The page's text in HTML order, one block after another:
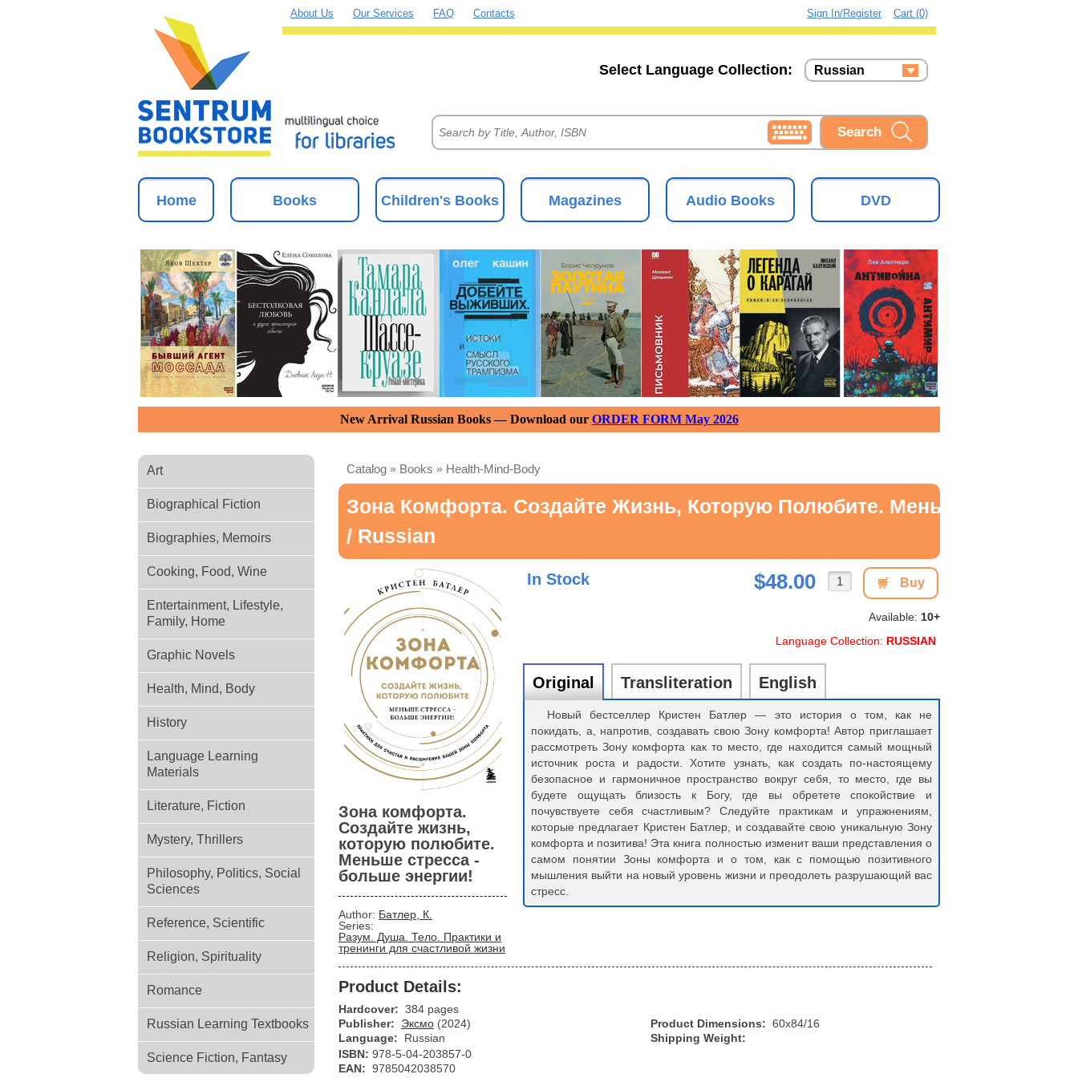
About Us Our Services FAQ Contacts Cart (0)
Sign In/Register
Russian
Ukrainian
Select Language Collection:
Home Books Children's Books Magazines Audio Books DVD
New Arrival Russian Books — Download our ORDER FORM May 2026
Art
Biographical Fiction
Biographies, Memoirs
Cooking, Food, Wine
Entertainment, Lifestyle,
Family, Home
Graphic Novels
Health, Mind, Body
History
Language Learning
Materials
Literature, Fiction
Mystery, Thrillers
Philosophy, Politics, Social
Sciences
Reference, Scientific
Religion, Spirituality
Romance
Russian Learning Textbooks
Science Fiction, Fantasy
Catalog » Books » Health-Mind-Body
Зона Комфорта. Создайте Жизнь, Которую Полюбите. Меньше Стресса -
/ Russian
Зона комфорта.
Создайте жизнь,
которую полюбите.
Меньше стресса -
больше энергии!
Author: Батлер, К.
Series:
Разум. Душа. Тело. Практики и
тренинги для счастливой жизни
In Stock Buy
$48.00
Available: 10+
Language Collection: RUSSIAN
Original Transliteration English
Новый бестселлер Кристен Батлер — это история о том, как не
покидать, а, напротив, создавать свою Зону комфорта! Автор приглашает
рассмотреть Зону комфорта как то место, где находится самый мощный
источник роста и радости. Хотите узнать, как создать по-настоящему
безопасное и гармоничное пространство вокруг себя, то место, где вы
будете ощущать близость к Богу, где вы обретете спокойствие и
почувствуете себя счастливым? Следуйте практикам и упражнениям,
которые предлагает Кристен Батлер, и создавайте свою уникальную Зону
комфорта и позитива! Эта книга полностью изменит ваши представления о
самом понятии Зоны комфорта и о том, как с помощью позитивного
мышления выйти на новый уровень жизни и преодолеть разрушающий вас
стресс.
Product Details:
Hardcover: 384 pages
Publisher:
Эксмо (2024)
Language:
Russian
Product Dimensions: 60x84/16
Shipping Weight:
ISBN: 978-5-04-203857-0
EAN: 9785042038570